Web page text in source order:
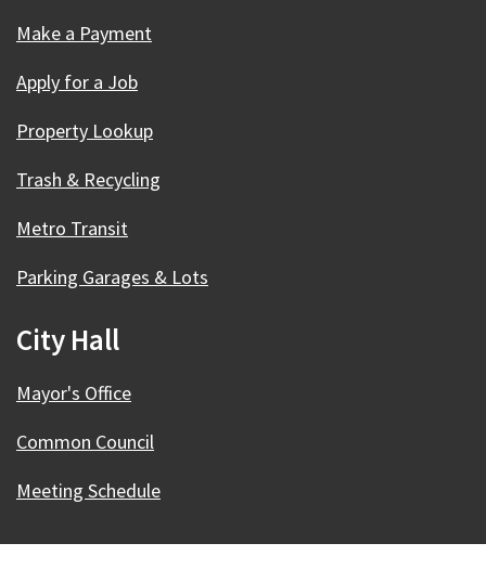
Make a Payment
Apply for a Job
Property Lookup
Trash & Recycling
Metro Transit
Parking Garages & Lots
City Hall
Mayor's Office
Common Council
Meeting Schedule